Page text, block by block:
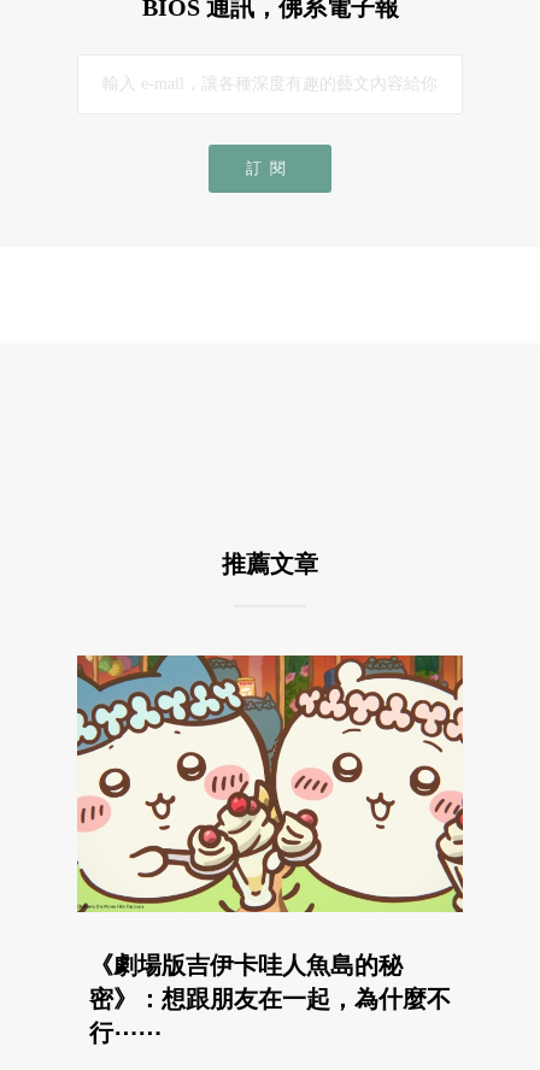
BIOS 通訊，佛系電子報
訂閱
推薦文章
《劇場版吉伊卡哇人魚島的秘
密》：想跟朋友在一起，為什麼不
行⋯⋯